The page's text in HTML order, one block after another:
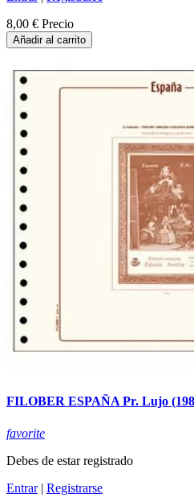
8,00 € Precio
Añadir al carrito
FILOBER ESPAÑA Pr. Lujo
favorite
Debes de estar registrado
Entrar| Registrarse